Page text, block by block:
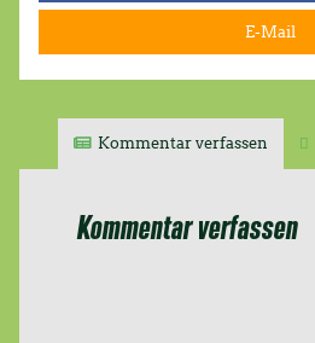
E-Mail
Kommentar verfassen
Kommentar verfassen